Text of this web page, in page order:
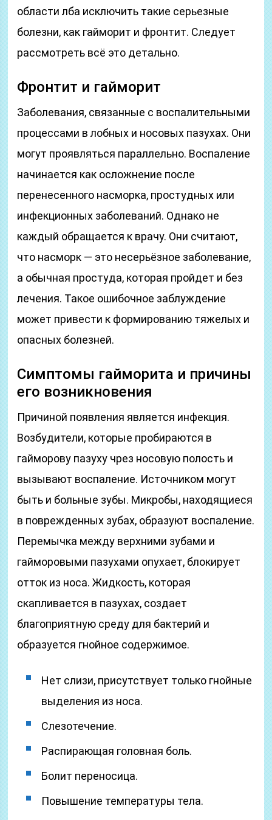
области лба исключить такие серьезные
болезни, как гайморит и фронтит. Следует
рассмотреть всё это детально.
Фронтит и гайморит
Заболевания, связанные с воспалительными
процессами в лобных и носовых пазухах. Они
могут проявляться параллельно. Воспаление
начинается как осложнение после
перенесенного насморка, простудных или
инфекционных заболеваний. Однако не
каждый обращается к врачу. Они считают,
что насморк — это несерьёзное заболевание,
а обычная простуда, которая пройдет и без
лечения. Такое ошибочное заблуждение
может привести к формированию тяжелых и
опасных болезней.
Симптомы гайморита и причины
его возникновения
Причиной появления является инфекция.
Возбудители, которые пробираются в
гайморову пазуху чрез носовую полость и
вызывают воспаление. Источником могут
быть и больные зубы. Микробы, находящиеся
в поврежденных зубах, образуют воспаление.
Перемычка между верхними зубами и
гайморовыми пазухами опухает, блокирует
отток из носа. Жидкость, которая
скапливается в пазухах, создает
благоприятную среду для бактерий и
образуется гнойное содержимое.
Нет слизи, присутствует только гнойные
выделения из носа.
Слезотечение.
Распирающая головная боль.
Болит переносица.
Повышение температуры тела.